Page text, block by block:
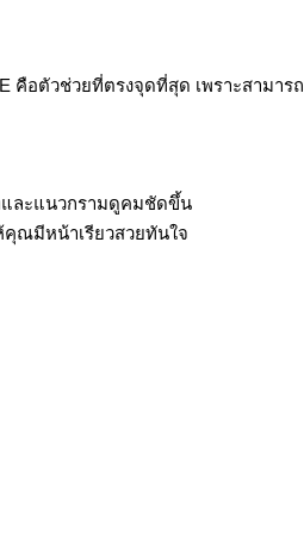
คือตัวช่วยที่ตรงจุดที่สุด เพราะสามารถ
และแนวกรามดูคมชัดขึ้น
ณมีหน้าเรียวสวยทันใจ